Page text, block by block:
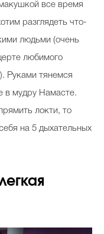
все время
разглядеть что-
людьми (очень
любимого
Руками тянемся
в мудру Намасте.
локти, то
на 5 дыхательных